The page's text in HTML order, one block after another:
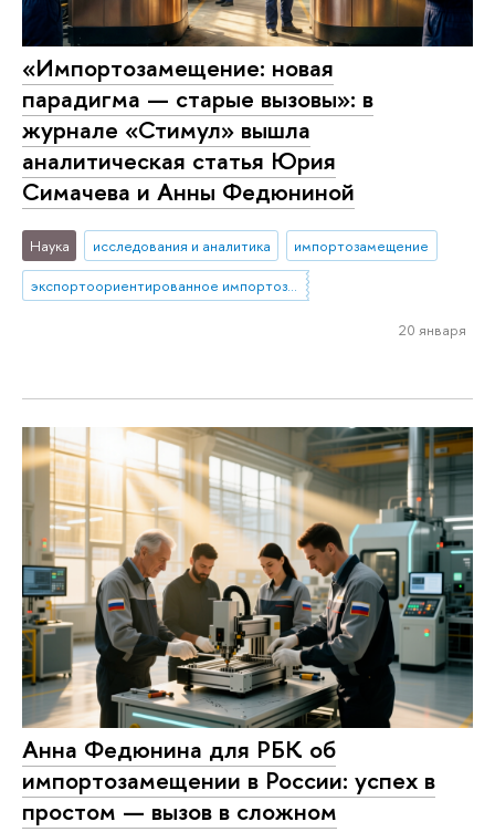
«Импортозамещение: новая
парадигма — старые вызовы»: в
журнале «Стимул» вышла
аналитическая статья Юрия
Симачева и Анны Федюниной
Наука исследования и аналитика
импортозамещение
экспортоориентированное импортозамещение
20 января
Анна Федюнина для РБК об
импортозамещении в России: успех в
простом — вызов в сложном